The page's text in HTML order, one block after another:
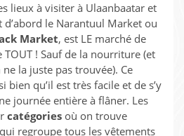
lieux à visiter à Ulaanbaatar et
d’abord le Narantuul Market ou
Market, est LE marché de
! Sauf de la nourriture (et
la juste pas trouvée). Ce
bien qu’il est très facile et de s’y
journée entière à flâner. Les
catégories où on trouve
regroupe tous les vêtements